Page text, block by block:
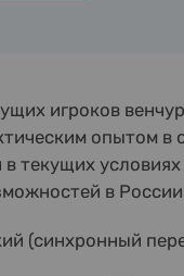
игроков
опытом в
текущих
в
(синхронный